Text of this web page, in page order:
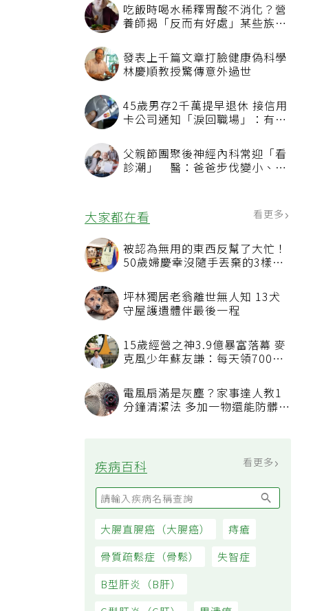
吃飯時喝水稀釋胃酸不消化？營
養師揭「反而有好處」某些族群
發表上千篇文章打臉健康偽科學
林慶順教授驚傳意外過世
45歲男存2千萬提早退休 接信用
卡公司通知「淚回職場」：有錢
父親節團聚後神經內科常迎「看
診潮」 醫：爸爸步伐變小、站
大家都在看 看更多
被認為無用的東西反幫了大忙！
50歲婦慶幸沒隨手丟棄的3樣物
坪林獨居老翁離世無人知 13犬
守屋護遺體伴最後一程
15歲經營之神3.9億暴富落幕 麥
克風少年蘇友謙：每天領700元
電風扇滿是灰塵？家事達人教1
分鐘清潔法 多加一物還能防髒汙
疾病百科 看更多
大腸直腸癌（大腸癌）
痔瘡
骨質疏鬆症（骨鬆）
失智症
B型肝炎（B肝）